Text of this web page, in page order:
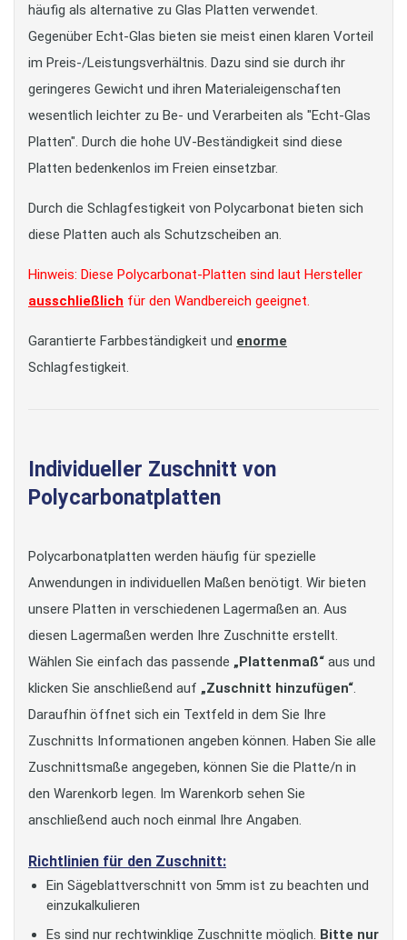
häufig als alternative zu Glas Platten verwendet.
Gegenüber Echt-Glas bieten sie meist einen klaren Vorteil
im Preis-/Leistungsverhältnis. Dazu sind sie durch ihr
geringeres Gewicht und ihren Materialeigenschaften
wesentlich leichter zu Be- und Verarbeiten als "Echt-Glas
Platten". Durch die hohe UV-Beständigkeit sind diese
Platten bedenkenlos im Freien einsetzbar.
Durch die Schlagfestigkeit von Polycarbonat bieten sich
diese Platten auch als Schutzscheiben an.
Hinweis: Diese Polycarbonat-Platten sind laut Hersteller
ausschließlich für den Wandbereich geeignet.
Garantierte Farbbeständigkeit und enorme
Schlagfestigkeit.
Individueller Zuschnitt von
Polycarbonatplatten
Polycarbonatplatten werden häufig für spezielle
Anwendungen in individuellen Maßen benötigt. Wir bieten
unsere Platten in verschiedenen Lagermaßen an. Aus
diesen Lagermaßen werden Ihre Zuschnitte erstellt.
Wählen Sie einfach das passende „Plattenmaß“ aus und
klicken Sie anschließend auf „Zuschnitt hinzufügen“.
Daraufhin öffnet sich ein Textfeld in dem Sie Ihre
Zuschnitts Informationen angeben können. Haben Sie alle
Zuschnittsmaße angegeben, können Sie die Platte/n in
den Warenkorb legen. Im Warenkorb sehen Sie
anschließend auch noch einmal Ihre Angaben.
Richtlinien für den Zuschnitt:
Ein Sägeblattverschnitt von 5mm ist zu beachten und
einzukalkulieren
Es sind nur rechtwinklige Zuschnitte möglich. Bitte nur